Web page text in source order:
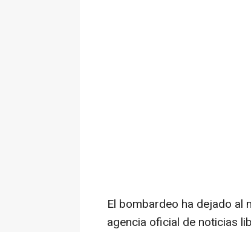
El bombardeo ha dejado al
agencia oficial de noticias